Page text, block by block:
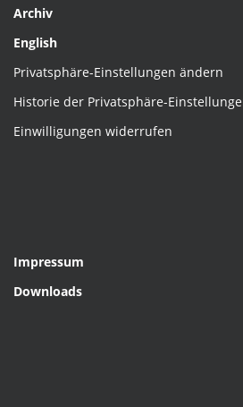
Archiv
English
Privatsphäre-Einstellungen ändern
Historie der Privatsphäre-
Einwilligungen widerrufen
Impressum
Downloads